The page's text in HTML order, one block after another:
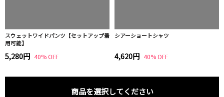
スウェットワイドパンツ【セットアップ着
用可能】
5,280円 40% OFF
シアーショートシャツ
4,620円 40% OFF
商品を選択してください